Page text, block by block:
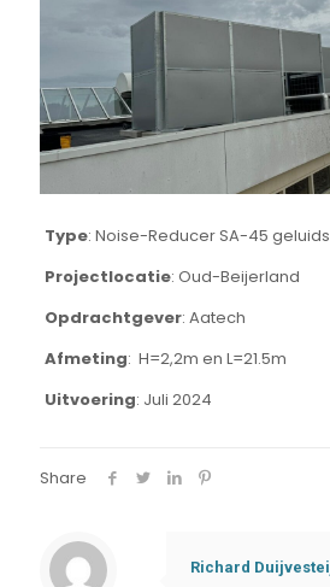
Type: Noise-Reducer SA-45
Projectlocatie: Oud-Beijerland
Opdrachtgever: Aatech
Afmeting: H=2,2m en L=21.5m
Uitvoering: Juli 2024
Share
Richard